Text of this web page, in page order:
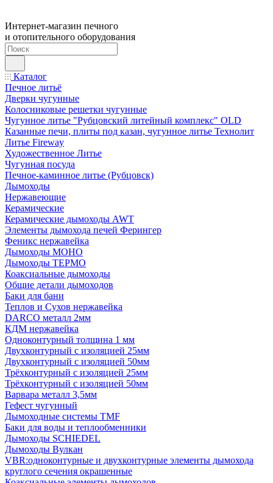
Интернет-магазин печного
и отопительного оборудования
Каталог
Печное литьё
Дверки чугунные
Колосниковые решетки чугунные
Чугунное литье "Рубцовский литейный комплекс" OLD
Казанные печи, плиты под казан, чугунное литье Технолит
Литье Fireway
Художественное Литье
Чугунная посуда
Печное-каминное литье (Рубцовск)
Дымоходы
Нержавеющие
Керамические
Керамические дымоходы AWT
Элементы дымохода печей Ферингер
Феникс нержавейка
Дымоходы МОНО
Дымоходы ТЕРМО
Коаксиальные дымоходы
Общие детали дымоходов
Баки для бани
Теплов и Сухов нержавейка
DARCO металл 2мм
КДМ нержавейка
Одноконтурный толщина 1 мм
Двухконтурный с изоляцией 25мм
Двухконтурный с изоляцией 50мм
Трёхконтурный с изоляцией 25мм
Трёхконтурный с изоляцией 50мм
Варвара металл 3,5мм
Гефест чугунный
Дымоходные системы TMF
Баки для воды и теплообменники
Дымоходы SCHIEDEL
Дымоходы Вулкан
VBR:одноконтурные и двухконтурные элементы дымохода
круглого сечения окрашенные